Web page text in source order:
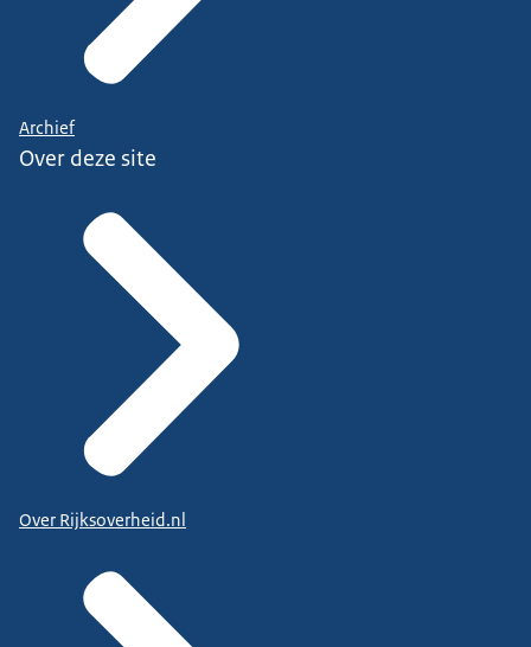
Archief
Over deze site
Over Rijksoverheid.nl